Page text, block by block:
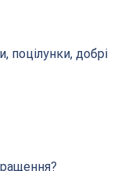
поцілунки, добрі